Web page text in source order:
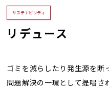
Web社内
資料コー
動画コ
サステナビリティ
リデュース
ゴミを減らしたり発生源を断
問題解決の一環として提唱さ